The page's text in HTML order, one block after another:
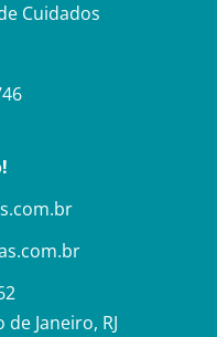
Cuidados
Janeiro, RJ